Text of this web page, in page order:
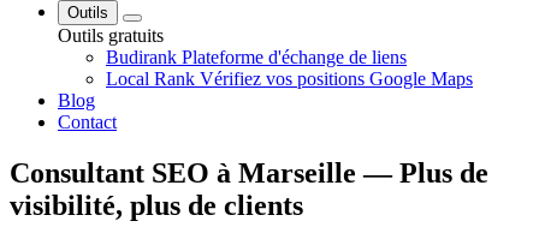
Outils
Outils gratuits
Budirank Plateforme d'échange de liens
Local Rank Vérifiez vos positions Google Maps
Blog
Contact
Consultant SEO à Marseille — Plus de
visibilité, plus de clients